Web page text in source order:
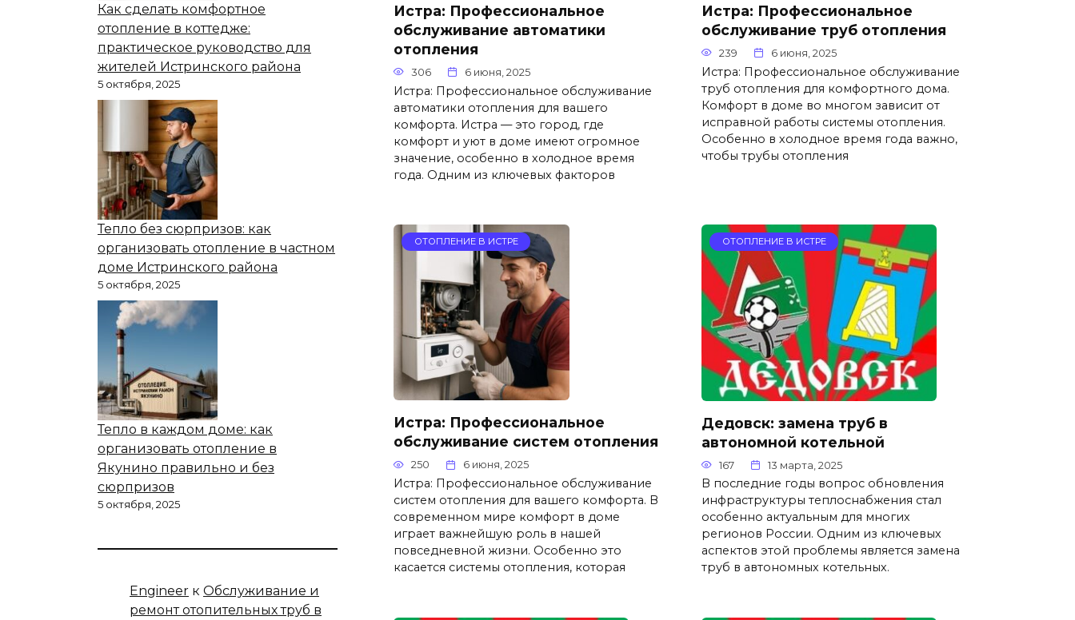
Истра: Профессиональное
обслуживание автоматики
отопления
306 6 июня, 2025
Истра: Профессиональное обслуживание
автоматики отопления для вашего
комфорта. Истра — это город, где
комфорт и уют в доме имеют огромное
значение, особенно в холодное время
года. Одним из ключевых факторов
Истра: Профессиональное
обслуживание труб отопления
239 6 июня, 2025
Истра: Профессиональное обслуживание
труб отопления для комфортного дома.
Комфорт в доме во многом зависит от
исправной работы системы отопления.
Особенно в холодное время года важно,
чтобы трубы отопления
ОТОПЛЕНИЕ В ИСТРЕ
Истра: Профессиональное
обслуживание систем отопления
250 6 июня, 2025
Истра: Профессиональное обслуживание
систем отопления для вашего комфорта. В
современном мире комфорт в доме
играет важнейшую роль в нашей
повседневной жизни. Особенно это
касается системы отопления, которая
ОТОПЛЕНИЕ В ИСТРЕ
Дедовск: замена труб в
автономной котельной
167 13 марта, 2025
В последние годы вопрос обновления
инфраструктуры теплоснабжения стал
особенно актуальным для многих
регионов России. Одним из ключевых
аспектов этой проблемы является замена
труб в автономных котельных.
Как сделать комфортное
отопление в коттедже:
практическое руководство для
жителей Истринского района
5 октября, 2025
Тепло без сюрпризов: как
организовать отопление в частном
доме Истринского района
5 октября, 2025
Тепло в каждом доме: как
организовать отопление в
Якунино правильно и без
сюрпризов
5 октября, 2025
Engineer к Обслуживание и
ремонт отопительных труб в